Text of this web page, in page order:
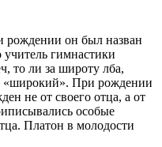
рождении он был назван
гимнастики
то ли за широту лба,
«широкий». При рождении
не от своего отца, а от
особые
Платон в молодости